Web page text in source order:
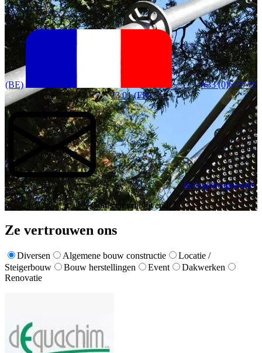
(BE)
+33 (0)6 59 79
73 01 (FR)
hello@locagnes.be
Gratis en vrijblijvend!
Ze vertrouwen ons
Diversen Algemene bouw constructie
Locatie /
Steigerbouw
Bouw herstellingen Event
Dakwerken
Renovatie